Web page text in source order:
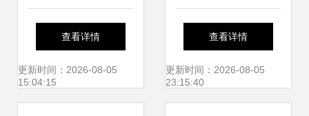
融产品如何精准找
到“最合适的ta”
查看详情
更新时间：2026-08-05
15:04:15
的价值与应用
查看详情
更新时间：2026-08-05
23:15:40